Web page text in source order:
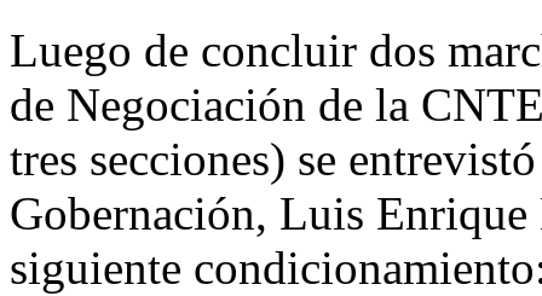
Luego de concluir dos
de Negociación de la
tres secciones) se
Gobernación, Luis
siguiente